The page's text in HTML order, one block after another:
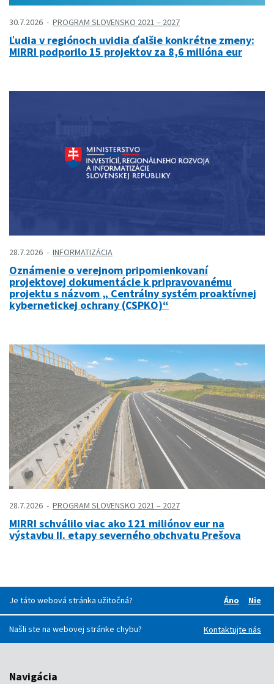
30.7.2026 PROGRAM SLOVENSKO 2021 – 2027
Ľudia v regiónoch uvidia ďalšie konkrétne zmeny:
MIRRI podporilo 15 projektov za 8,6 milióna eur
28.7.2026 INFORMATIZÁCIA
Oznámenie o verejnom pripomienkovaní
projektovej dokumentácie k pripravovanému
projektu s názvom „ Centrálny systém proaktívnej
kybernetickej ochrany (CSPKO)“
28.7.2026 PROGRAM SLOVENSKO 2021 – 2027
MIRRI schválilo viac ako 121 miliónov eur na
výstavbu II. etapy severného obchvatu Prešova
Je táto webová stránka užitočná?
Áno
Nie
Našli ste na webovej stránke chybu?
Kontaktujte nás
Navigácia